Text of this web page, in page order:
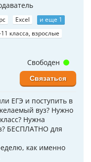
Excel
и еще 1
класса, взрослые
ЕГЭ и поступить в
вуз? Нужно
Нужна
БЕСПЛАТНО для
как именно
Свободен
Связаться